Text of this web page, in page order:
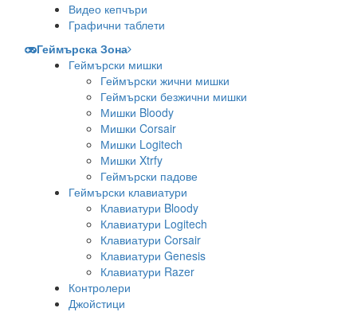
Видео кепчъри
Графични таблети
Геймърска Зона
Геймърски мишки
Геймърски жични мишки
Геймърски безжични мишки
Мишки Bloody
Мишки Corsair
Мишки Logitech
Мишки Xtrfy
Геймърски падове
Геймърски клавиатури
Клавиатури Bloody
Клавиатури Logitech
Клавиатури Corsair
Клавиатури Genesis
Клавиатури Razer
Контролери
Джойстици